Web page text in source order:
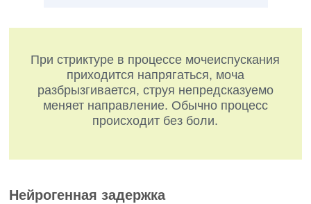
При стриктуре в процессе мочеиспускания
приходится напрягаться, моча
разбрызгивается, струя непредсказуемо
меняет направление. Обычно процесс
происходит без боли.
Нейрогенная задержка